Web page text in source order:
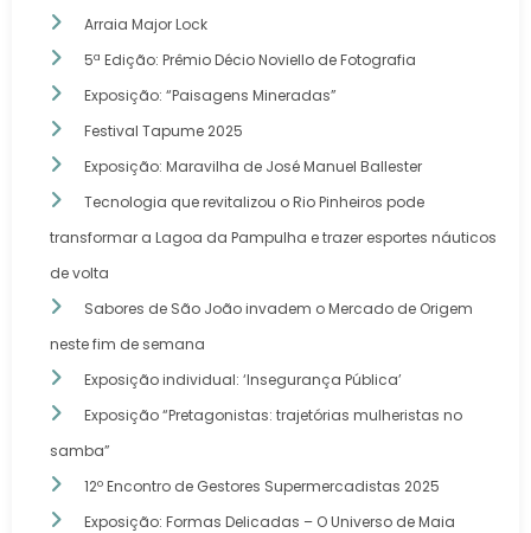
Arraia Major Lock
5ª Edição: Prêmio Décio Noviello de Fotografia
Exposição: “Paisagens Mineradas”
Festival Tapume 2025
Exposição: Maravilha de José Manuel Ballester
Tecnologia que revitalizou o Rio Pinheiros pode
transformar a Lagoa da Pampulha e trazer esportes náuticos
de volta
Sabores de São João invadem o Mercado de Origem
neste fim de semana
Exposição individual: ‘Insegurança Pública’
Exposição “Pretagonistas: trajetórias mulheristas no
samba”
12º Encontro de Gestores Supermercadistas 2025
Exposição: Formas Delicadas – O Universo de Maia